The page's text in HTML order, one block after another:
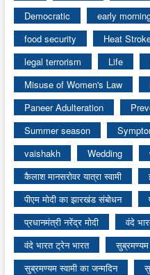
Democratic
early
food security
Heat
legal terrorism
Life
Misuse of Women's Law
Paneer Adulteration
Summer season
vaishakh
Wedding
कैलाश मानसरोवर यात्रा स्वामी
पीएम मोदी का झारखंड संबोधन
प्रधानमंत्री नरेंद्र मोदी
वंदे
वंदे भारत ट्रेन भारत
सुब्रमण्यम
सुब्रमण्यम स्वामी का जन्मदिन